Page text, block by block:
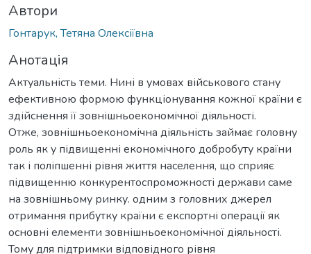
Автори
Гонтарук, Тетяна Олексіївна
Анотація
Актуальність теми. Нині в умовах військового стану
ефективною формою функціонування кожної країни є
здійснення її зовнішньоекономічної діяльності.
Отже, зовнішньоекономічна діяльність займає головну
роль як у підвищенні економічного добробуту країни
так і поліпшенні рівня життя населення, що сприяє
підвищенню конкурентоспроможності держави саме
на зовнішньому ринку. одним з головних джерел
отримання прибутку країни є експортні операції як
основні елементи зовнішньоекономічної діяльності.
Тому для підтримки відповідного рівня